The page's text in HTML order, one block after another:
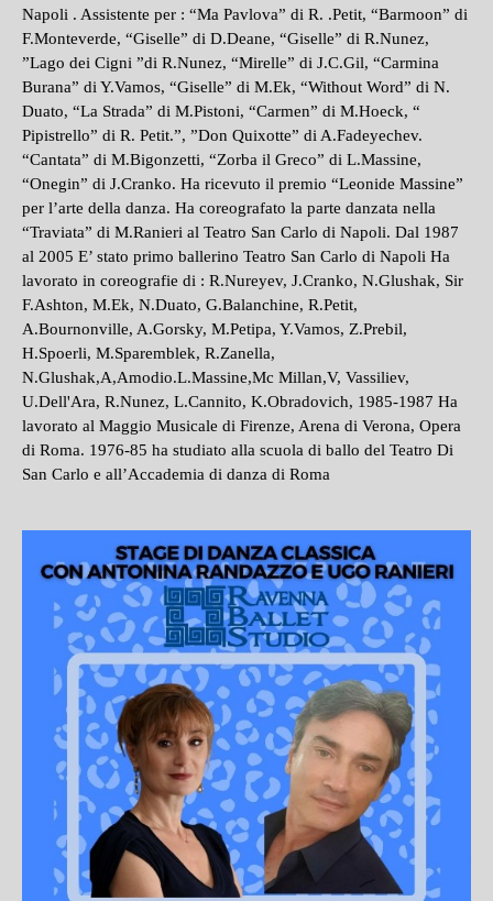
Napoli . Assistente per : “Ma Pavlova” di R. .Petit, “Barmoon” di
F.Monteverde, “Giselle” di D.Deane, “Giselle” di R.Nunez,
”Lago dei Cigni ”di R.Nunez, “Mirelle” di J.C.Gil, “Carmina
Burana” di Y.Vamos, “Giselle” di M.Ek, “Without Word” di N.
Duato, “La Strada” di M.Pistoni, “Carmen” di M.Hoeck, “
Pipistrello” di R. Petit.”, ”Don Quixotte” di A.Fadeyechev.
“Cantata” di M.Bigonzetti, “Zorba il Greco” di L.Massine,
“Onegin” di J.Cranko. Ha ricevuto il premio “Leonide Massine”
per l’arte della danza. Ha coreografato la parte danzata nella
“Traviata” di M.Ranieri al Teatro San Carlo di Napoli. Dal 1987
al 2005 E’ stato primo ballerino Teatro San Carlo di Napoli Ha
lavorato in coreografie di : R.Nureyev, J.Cranko, N.Glushak, Sir
F.Ashton, M.Ek, N.Duato, G.Balanchine, R.Petit,
A.Bournonville, A.Gorsky, M.Petipa, Y.Vamos, Z.Prebil,
H.Spoerli, M.Sparemblek, R.Zanella,
N.Glushak,A,Amodio.L.Massine,Mc Millan,V, Vassiliev,
U.Dell'Ara, R.Nunez, L.Cannito, K.Obradovich, 1985-1987 Ha
lavorato al Maggio Musicale di Firenze, Arena di Verona, Opera
di Roma. 1976-85 ha studiato alla scuola di ballo del Teatro Di
San Carlo e all’Accademia di danza di Roma